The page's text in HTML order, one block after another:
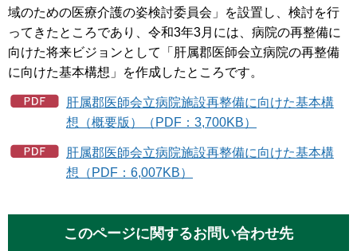
域のための医療介護の姿検討委員会」を設置し、検討を行
ってきたところであり、令和3年3月には、病院の再整備に
向けた将来ビジョンとして「肝属郡医師会立病院の再整備
に向けた基本構想」を作成したところです。
肝属郡医師会立病院施設再整備に向けた基本構
想（概要版）（PDF：3,700KB）
肝属郡医師会立病院施設再整備に向けた基本構
想（PDF：6,007KB）
このページに関するお問い合わせ先